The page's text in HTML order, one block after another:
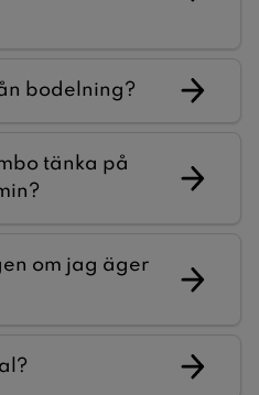
bodelning?
tänka på
om jag äger